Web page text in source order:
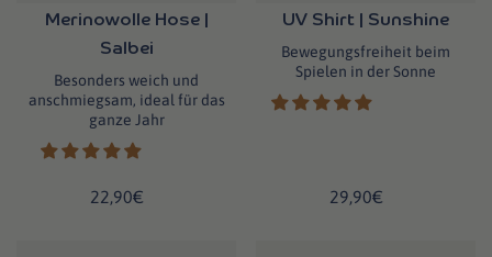
Merinowolle Hose |
Salbei
Besonders weich und
anschmiegsam, ideal für das
ganze Jahr
22,90€
UV Shirt | Sunshine
Bewegungsfreiheit beim
Spielen in der Sonne
29,90€